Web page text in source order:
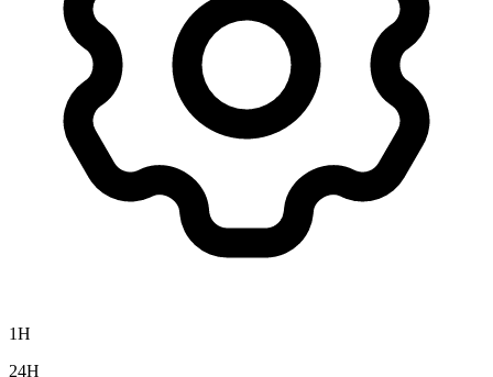
1H
24H